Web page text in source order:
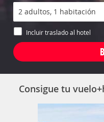
Incluir traslado al hotel
Consigue tu